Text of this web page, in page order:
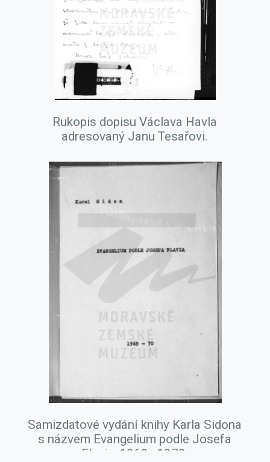
Rukopis dopisu Václava Havla
adresovaný Janu Tesařovi.
Samizdatové vydání knihy Karla Sidona
s názvem Evangelium podle Josefa
Flavia, 1969–1970.